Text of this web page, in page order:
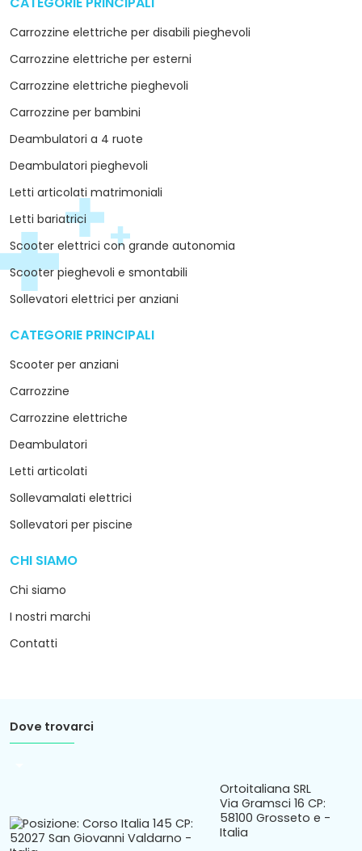
Carrozzine elettriche per disabili pieghevoli
Carrozzine elettriche per esterni
Carrozzine elettriche pieghevoli
Carrozzine per bambini
Deambulatori a 4 ruote
Deambulatori pieghevoli
Letti articolati matrimoniali
Letti bariatrici
Scooter elettrici con grande autonomia
Scooter pieghevoli e smontabili
Sollevatori elettrici per anziani
CATEGORIE PRINCIPALI
Scooter per anziani
Carrozzine
Carrozzine elettriche
Deambulatori
Letti articolati
Sollevamalati elettrici
Sollevatori per piscine
CHI SIAMO
Chi siamo
I nostri marchi
Contatti
Dove trovarci
Ortoitaliana SRL
Via Gramsci 16 CP:
58100 Grosseto e -
Italia